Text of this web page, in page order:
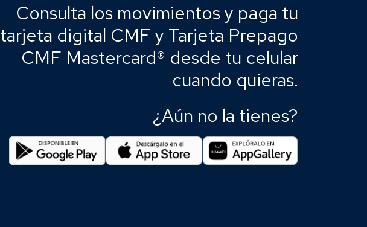
Consulta los movimientos y paga tu
tarjeta digital CMF y Tarjeta Prepago
CMF Mastercard® desde tu celular
cuando quieras.
¿Aún no la tienes?